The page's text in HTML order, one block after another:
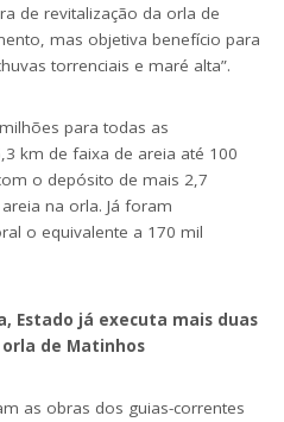
de revitalização da orla de
mas objetiva benefício para
torrenciais e maré alta”.
para todas as
km de faixa de areia até 100
o depósito de mais 2,7
na orla. Já foram
o equivalente a 170 mil
Estado já executa mais duas
de Matinhos
as obras dos guias-correntes